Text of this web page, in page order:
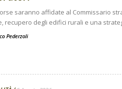
saranno affidate al Commissario
recupero degli edifici rurali e una
Pederzoli